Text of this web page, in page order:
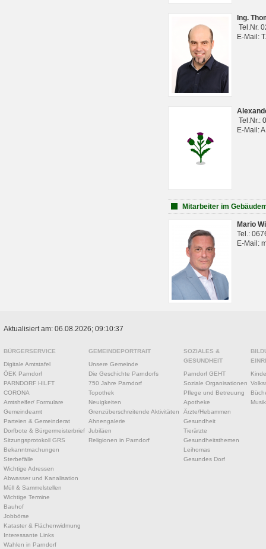
Ing.
Tel.Nr.
E-Mail:
Tel.Nr.:
E-Mail:
Mitarbeiter im
Mario
Tel.:
E-Mail:
Aktualisiert am: 06.08.2026; 09:10:37
BÜRGERSERVICE
Digitale Amtstafel
ÖEK Parndorf
PARNDORF HILFT
CORONA
Amtshelfer/ Formulare
Gemeindeamt
Parteien & Gemeinderat
Dorfbote & Bürgermeisterbrief
Sitzungsprotokoll GRS
Bekanntmachungen
Sterbefälle
Wichtige Adressen
Abwasser und Kanalisation
Müll & Sammelstellen
Wichtige Termine
Bauhof
Jobbörse
Kataster & Flächenwidmung
Interessante Links
Wahlen in Parndorf
GEMEINDEPORTRAIT
Unsere Gemeinde
Die Geschichte Parndorfs
750 Jahre Parndorf
Topothek
Neuigkeiten
Grenzüberschreitende Aktivitäten
Ahnengalerie
Jubiläen
Religionen in Parndorf
SOZIALES &
GESUNDHEIT
Parndorf GEHT
Soziale Organisationen
Pflege und Betreuung
Apotheke
Ärzte/Hebammen
Gesundheit
Tierärzte
Gesundheitsthemen
Leihomas
Gesundes Dorf